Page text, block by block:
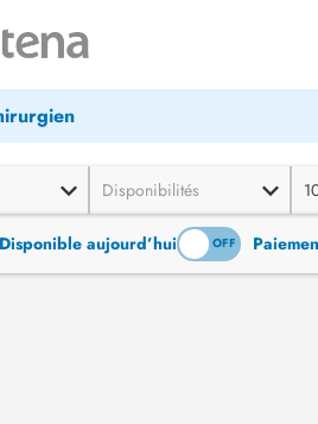
Disponibilités
Disponible aujourd’hui
ON OFF